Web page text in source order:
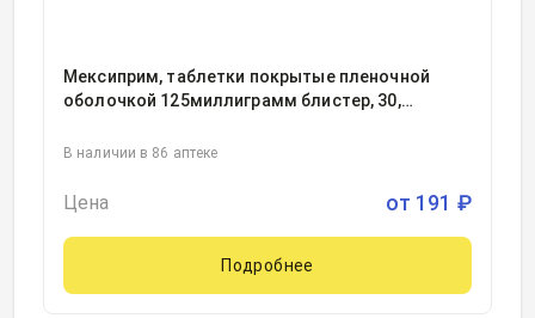
Мексиприм, таблетки покрытые пленочной
оболочкой 125миллиграмм блистер, 30,
компания, Россия
В наличии в 86 аптеке
Цена от 191 ₽
Подробнее